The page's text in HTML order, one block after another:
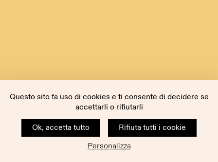
Questo sito fa uso di cookies e ti consente di decidere se
accettarli o rifiutarli
Ok, accetta tutto
Rifiuta tutti i cookie
Personalizza